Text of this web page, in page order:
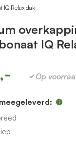
Relax dak
IQ
Op